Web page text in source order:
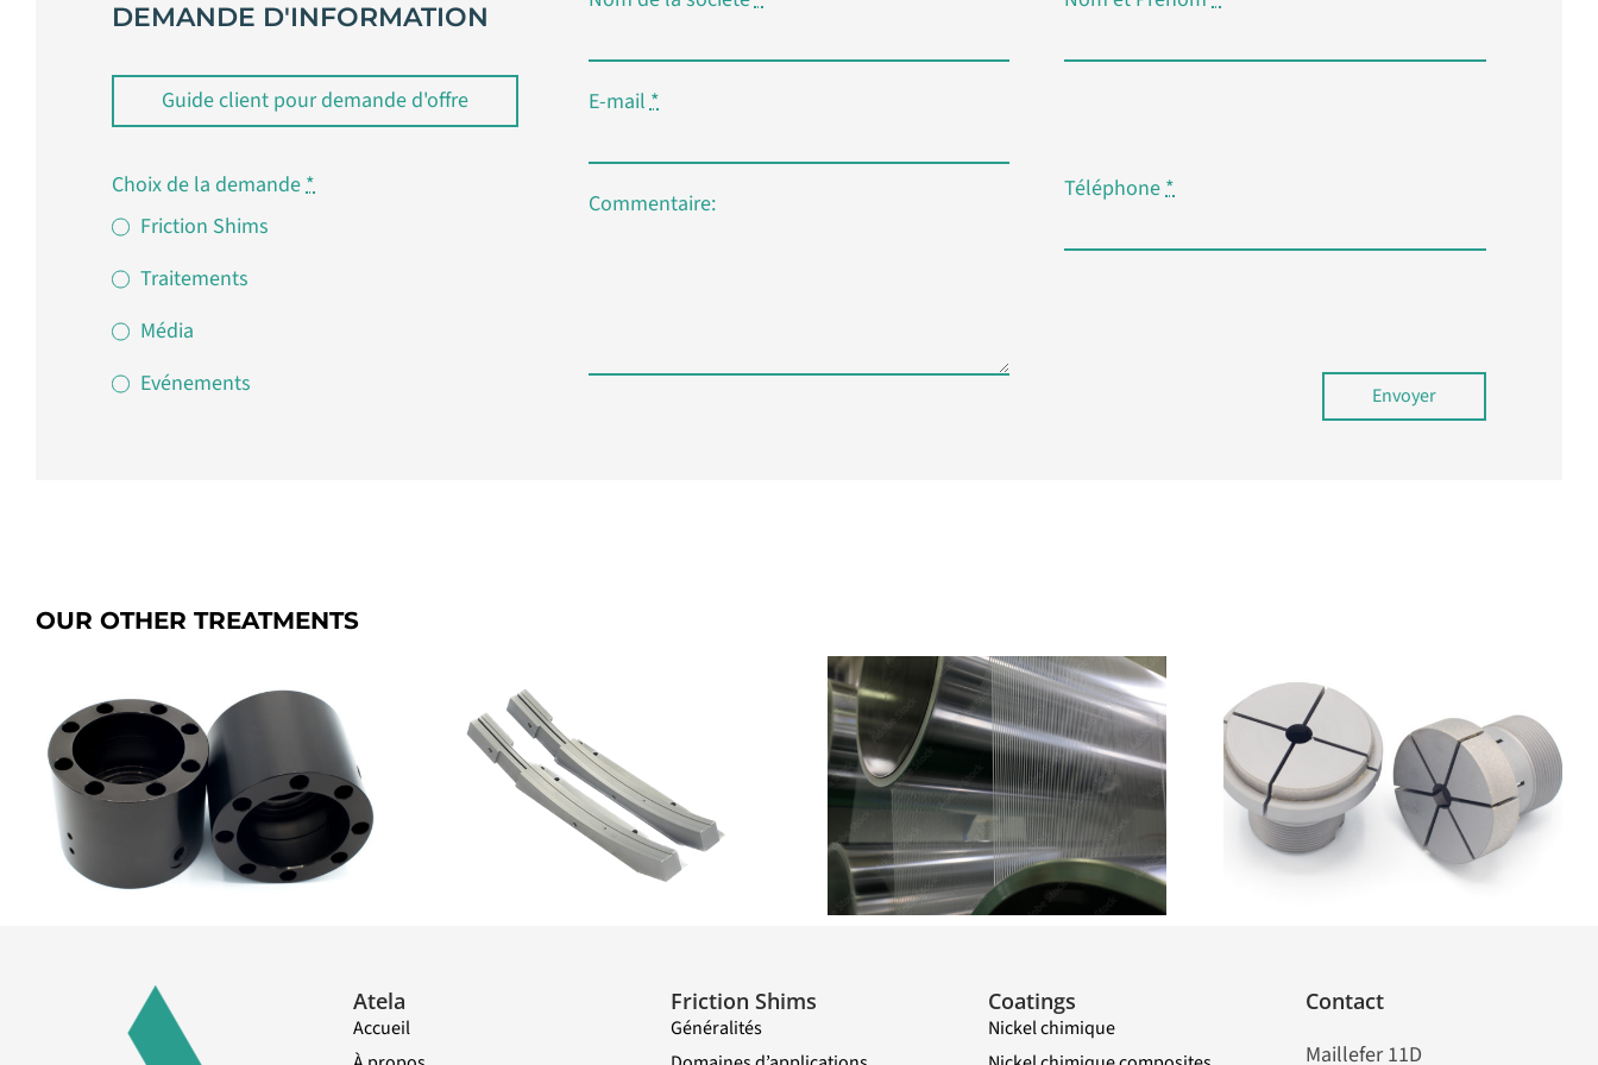
DEMANDE D'INFORMATION
Guide client pour demande d'offre
Choix de la demande*
Friction Shims
Traitements
Média
Evénements
E-mail*
Commentaire:
Téléphone*
Envoyer
OUR OTHER TREATMENTS
SICANIP Dianip C Dianip G
Atela
Accueil
Friction Shims
Généralités
Coatings
Nickel chimique
Contact
Maillefer 11D